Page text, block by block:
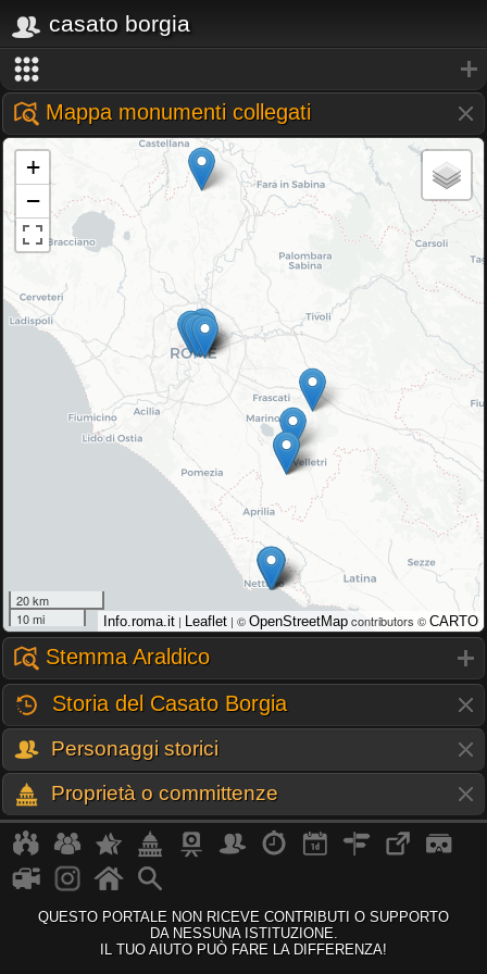
casato borgia
Mappa monumenti collegati
+
−
20 km
10 mi
Info.roma.it | Leaflet | © OpenStreetMap contributors © CARTO
Stemma Araldico
Storia del Casato Borgia
Personaggi storici
Proprietà o committenze
QUESTO PORTALE NON RICEVE CONTRIBUTI O SUPPORTO
DA NESSUNA ISTITUZIONE.
IL TUO AIUTO PUÒ FARE LA DIFFERENZA!